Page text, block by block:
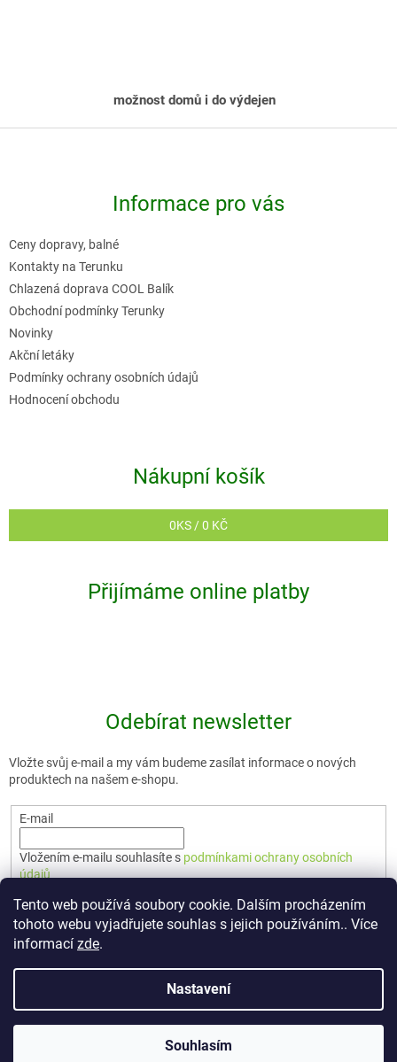
Tento web používá soubory cookie. Dalším procházením
tohoto webu vyjadřujete souhlas s jejich používáním.. Více
informací zde.
Nastavení
Souhlasím
možnost domů i do výdejen
Informace pro vás
Ceny dopravy, balné
Kontakty na Terunku
Chlazená doprava COOL Balík
Obchodní podmínky Terunky
Novinky
Akční letáky
Podmínky ochrany osobních údajů
Hodnocení obchodu
Nákupní košík
0KS /0 KČ
Přijímáme online platby
Odebírat newsletter
Vložte svůj e-mail a my vám budeme zasílat informace o nových
produktech na našem e-shopu.
E-mail
Vložením e-mailu souhlasíte s podmínkami ochrany osobních
údajů
PŘIHLÁSIT SE
Vytvořil Shoptet Premium
🇨🇿 TERUNKA. Všechna práva vyhrazena.